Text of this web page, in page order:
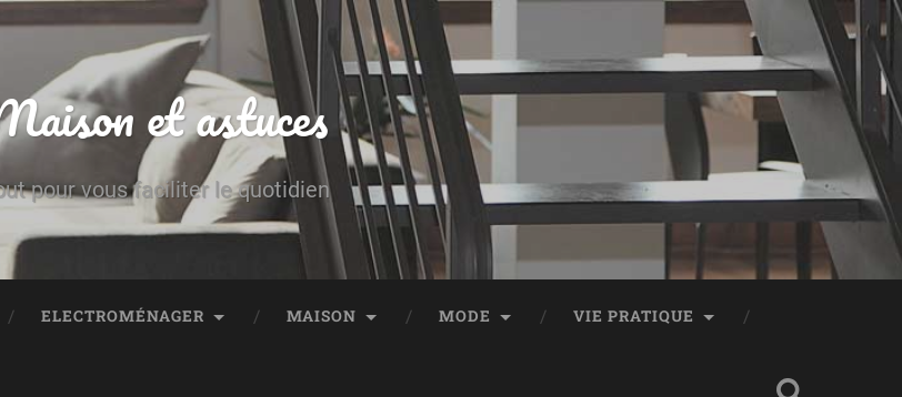
et astuces
pour vous faciliter le quotidien
ELECTROMÉNAGER MAISON MODE VIE PRATIQUE